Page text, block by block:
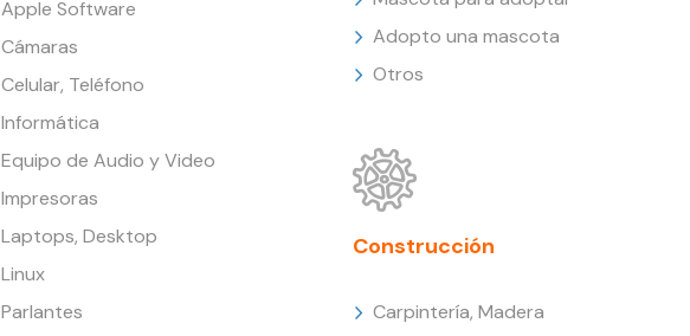
Apple Software
Cámaras
Celular, Teléfono
Informática
Equipo de Audio y Video
Impresoras
Laptops, Desktop
Linux
Parlantes
Adopto una mascota
Otros
Construcción
Carpintería, Madera